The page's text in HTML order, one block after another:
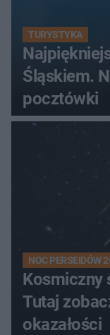
TURYSTYKA
Śląskiem.
pocztówki
NOC PERSEIDÓW
Kosmiczny
Tutaj
okazałości